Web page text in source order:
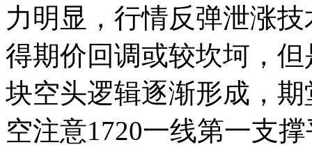
力明显，行情反弹泄涨
得期价回调或较坎坷，
块空头逻辑逐渐形成，
空注意1720一线第一支